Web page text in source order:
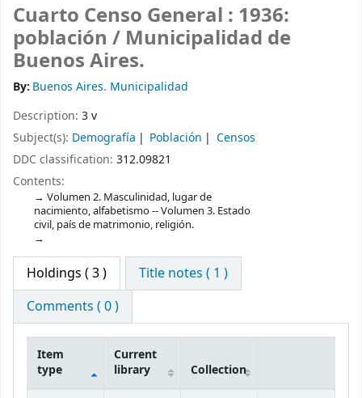
Cuarto Censo General : 1936:
población / Municipalidad de
Buenos Aires.
By: Buenos Aires. Municipalidad
Description: 3 v
Subject(s): Demografía Población
Censos
DDC classification: 312.09821
Contents:
Volumen 2. Masculinidad, lugar de
nacimiento, alfabetismo -- Volumen 3. Estado
civil, país de matrimonio, religión.
Holdings ( 3 )
Title notes ( 1 )
Comments ( 0 )
Item
type
Current
library
Collection